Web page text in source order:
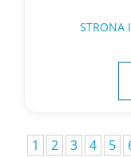
STRONA
1 2 3 4 5